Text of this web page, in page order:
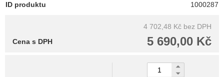
ID produktu 1000287
4 702,48 Kč bez DPH
5 690,00 Kč
Cena s DPH